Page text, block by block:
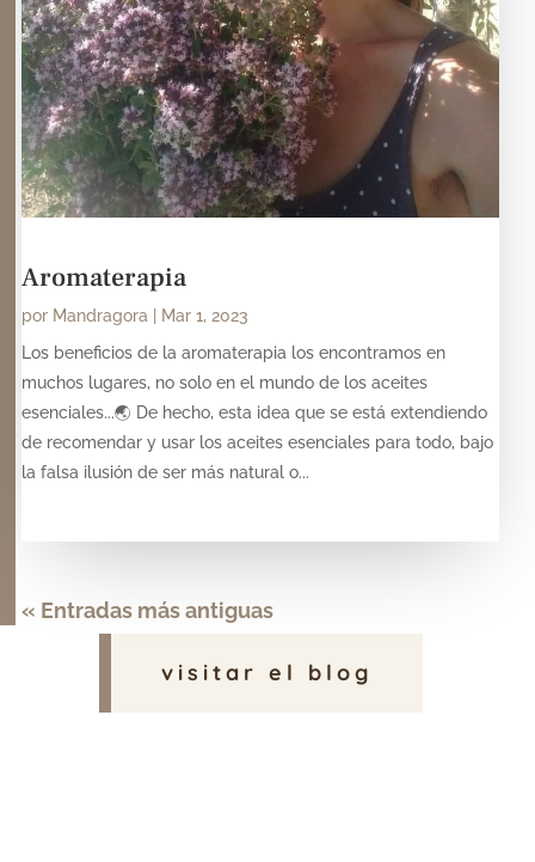
Aromaterapia
por Mandragora
Mar 1, 2023
Los beneficios de la aromaterapia los encontramos en
muchos lugares, no solo en el mundo de los aceites
esenciales...🌏 De hecho, esta idea que se está extendiendo
de recomendar y usar los aceites esenciales para todo, bajo
la falsa ilusión de ser más natural o...
« Entradas más antiguas
visitar el blog